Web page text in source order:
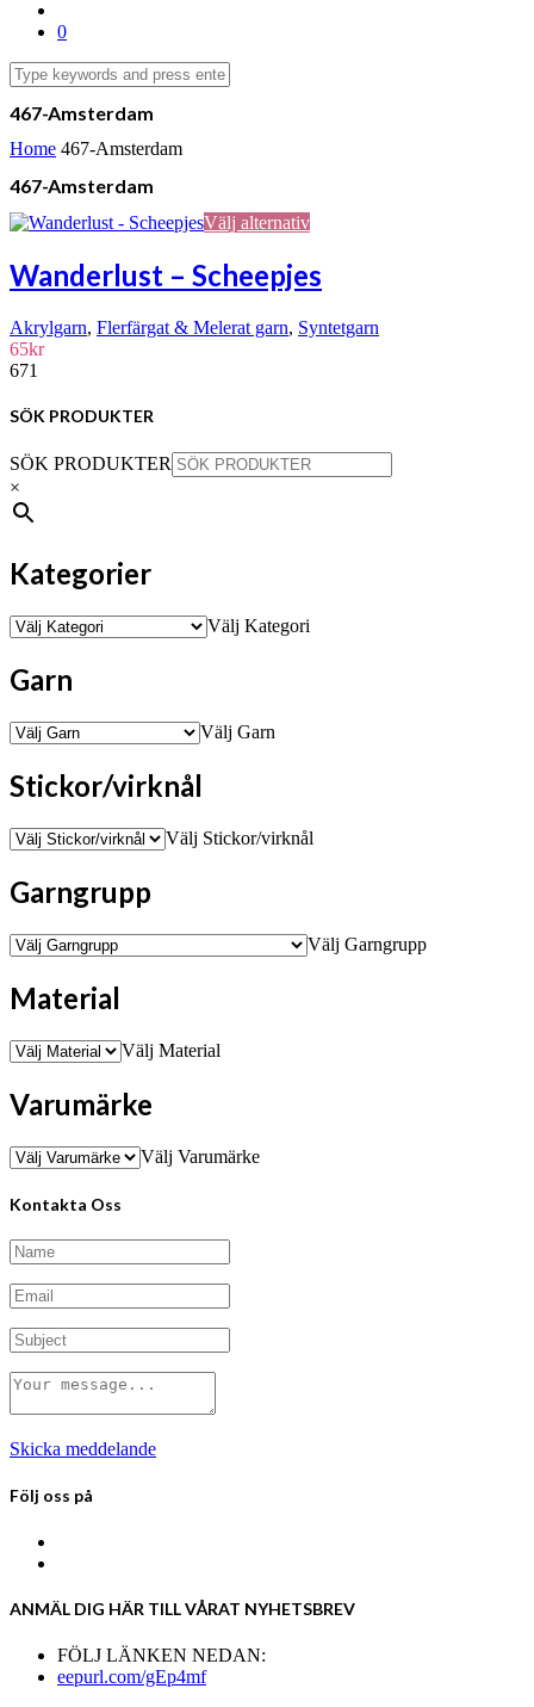
0
467-Amsterdam
Home 467-Amsterdam
467-Amsterdam
Välj alternativDen
har
varianter.
på
produktsidan
Wanderlust – Scheepjes
Akrylgarn, Flerfärgat & Melerat garn, Syntetgarn
65kr
671
SÖK PRODUKTER
SÖK PRODUKTER
×
Kategorier
Välj Kategori
Garn
Välj Garn
Stickor/virknål
Välj Stickor/virknål
Garngrupp
Välj Garngrupp
Material
Välj Material
Varumärke
Välj Varumärke
Kontakta Oss
Skicka meddelande
Följ oss på
ANMÄL DIG HÄR TILL VÅRAT NYHETSBREV
FÖLJ LÄNKEN NEDAN:
eepurl.com/gEp4mf